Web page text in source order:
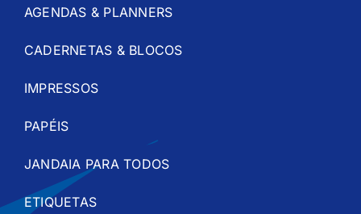
AGENDAS & PLANNERS
CADERNETAS & BLOCOS
IMPRESSOS
PAPÉIS
JANDAIA PARA TODOS
ETIQUETAS